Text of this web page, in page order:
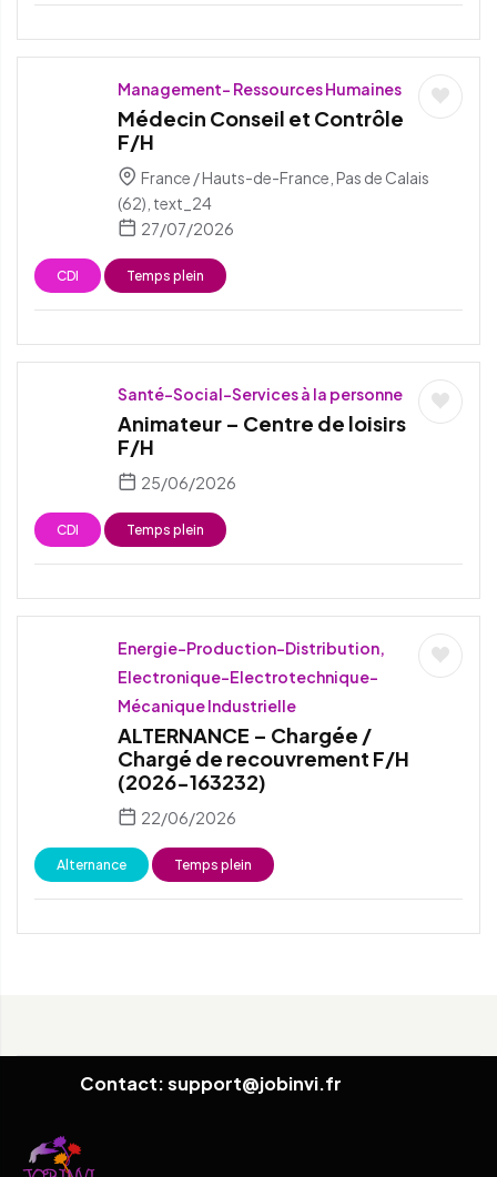
Management- Ressources Humaines
Médecin Conseil et Contrôle
F/H
France / Hauts-de-France, Pas de Calais
(62), text_24
27/07/2026
CDI Temps plein
Santé-Social-Services à la personne
Animateur – Centre de loisirs
F/H
25/06/2026
CDI Temps plein
Energie-Production-Distribution,
Electronique-Electrotechnique-
Mécanique Industrielle
ALTERNANCE – Chargée /
Chargé de recouvrement F/H
(2026-163232)
22/06/2026
Alternance Temps plein
Contact: support@jobinvi.fr